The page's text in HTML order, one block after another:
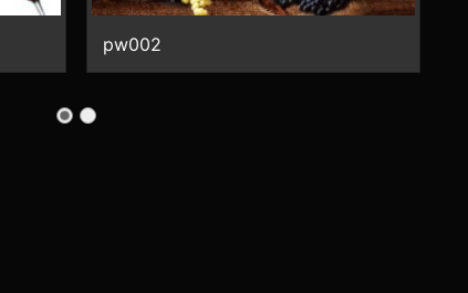
pw002